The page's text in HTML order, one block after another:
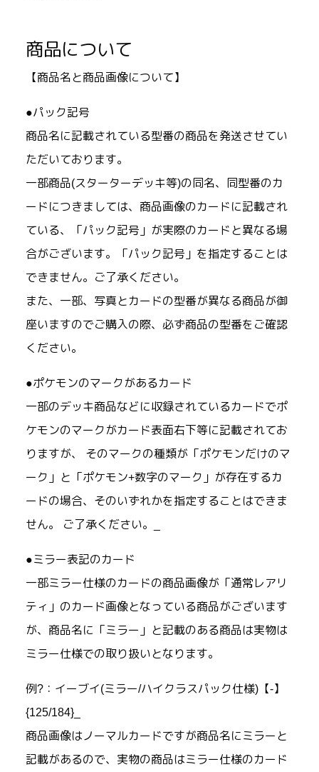
商品について
【商品名と商品画像について】
●パック記号
商品名に記載されている型番の商品を発送させてい
ただいております。
一部商品(スターターデッキ等)の同名、同型番のカ
ードにつきましては、商品画像のカードに記載され
ている、「パック記号」が実際のカードと異なる場
合がございます。「パック記号」を指定することは
できません。ご了承ください。
また、一部、写真とカードの型番が異なる商品が御
座いますのでご購入の際、必ず商品の型番をご確認
ください。
●ポケモンのマークがあるカード
一部のデッキ商品などに収録されているカードでポ
ケモンのマークがカード表面右下等に記載されてお
りますが、 そのマークの種類が「ポケモンだけのマ
ーク」と「ポケモン+数字のマーク」が存在するカ
ードの場合、そのいずれかを指定することはできま
せん。 ご了承ください。_
●ミラー表記のカード
一部ミラー仕様のカードの商品画像が「通常レアリ
ティ」のカード画像となっている商品がございます
が、商品名に「ミラー」と記載のある商品は実物は
ミラー仕様での取り扱いとなります。
例?：イーブイ(ミラー/ハイクラスパック仕様)【-】
{125/184}_
商品画像はノーマルカードですが商品名にミラーと
記載があるので、実物の商品はミラー仕様のカード